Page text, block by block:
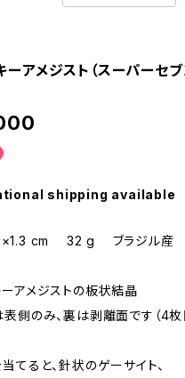
ーアメジスト（スーパーセ
shipping available
cm 32 g ブラジル産
アメジストの板状結晶
側のみ、裏は剥離面です（4枚
てると、針状のゲーサイト、